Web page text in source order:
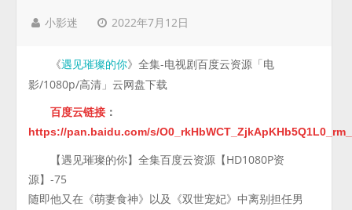
小影迷 2022年7月12日
《遇见璀璨的你》全集-电视剧百度云资源「电
影/1080p/高清」云网盘下载
百度云链接 ：
https://pan.baidu.com/s/
【遇见璀璨的你】全集百度云资源【HD1080P资
源】-75
随即他又在《萌妻食神》以及《双世宠妃》中离别担任男